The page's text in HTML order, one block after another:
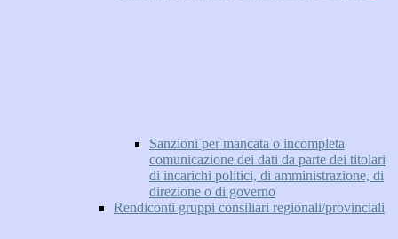
Sanzioni per mancata o incompleta
comunicazione dei dati da parte dei titolari
di incarichi politici, di amministrazione, di
direzione o di governo
Rendiconti gruppi consiliari regionali/provinciali